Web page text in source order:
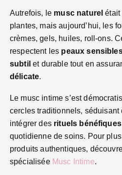
Autrefois, le musc naturel était
plantes, mais aujourd’hui, les
crèmes, gels, huiles, roll-ons.
respectent les peaux
subtil et durable tout en
délicate.
Le musc intime s’est
cercles traditionnels, séduisant
intégrer des rituels bénéfiques
quotidienne de soins. Pour
produits authentiques,
spécialisée Musc Intime.